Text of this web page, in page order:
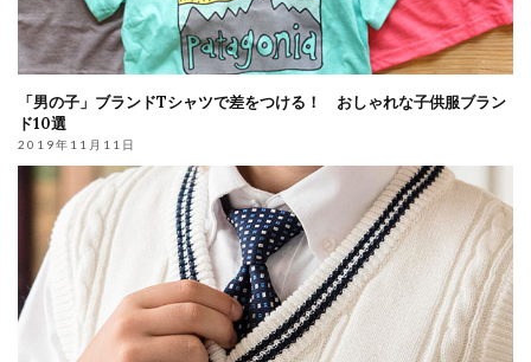
「男の子」ブランドTシャツで差をつける！ おしゃれな子供服ブラン
ド10選
2019年11月11日